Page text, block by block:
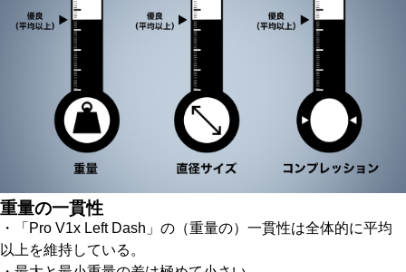
重量の一貫性
・「Pro V1x Left Dash」の（重量の）一貫性は全体的に平均
以上を維持している。